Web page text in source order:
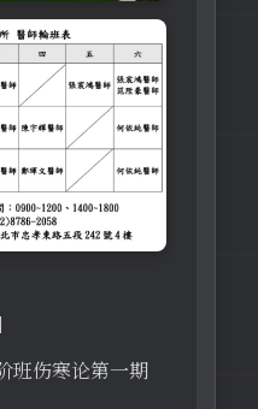
班伤寒论第一期